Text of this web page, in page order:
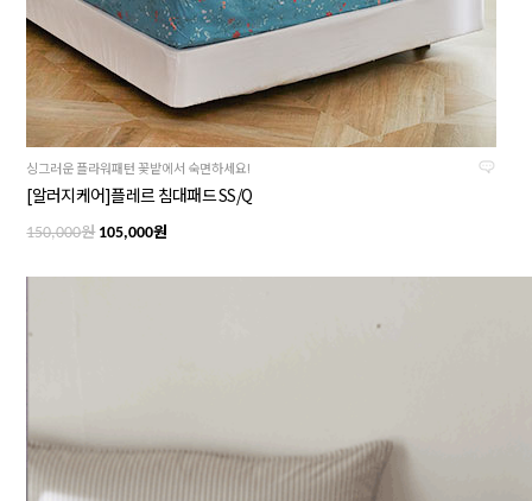
싱그러운 플라워패턴 꽃밭에서 숙면하세요!
[알러지케어]플레르 침대패드 SS/Q
150,000원105,000원